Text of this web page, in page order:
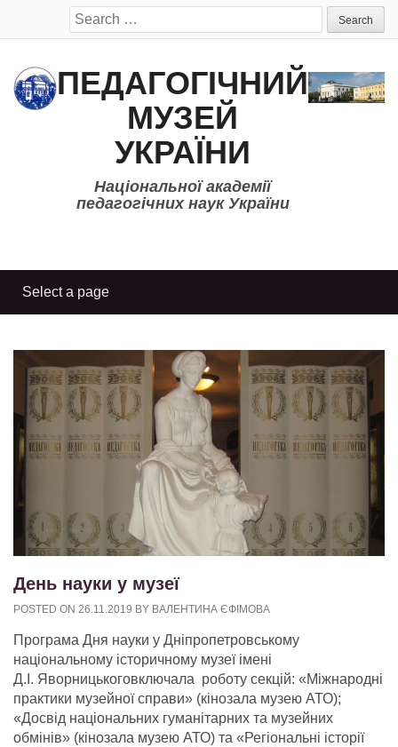
Search
for:
ПЕДАГОГІЧНИЙ
МУЗЕЙ
УКРАЇНИ
Національної академії
педагогічних наук України
День науки у музеї
POSTED ON 26.11.2019 BY ВАЛЕНТИНА ЄФІМОВА
Програма Дня науки у Дніпропетровському
національному історичному музеї імені
Д.І. Яворницькоговключала роботу секцій: «Міжнародні
практики музейної справи» (кінозала музею АТО);
«Досвід національних гуманітарних та музейних
обмінів» (кінозала музею АТО) та «Регіональні історії